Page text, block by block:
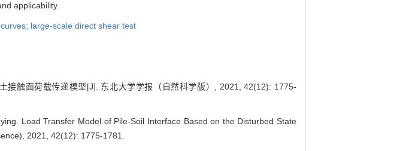
applicability.
large-scale direct shear test
接触面荷载传递模型[J]. 东北大学学报（自然科学版）, 2021, 42(12): 1775-
Load Transfer Model of Pile-Soil Interface Based on the Disturbed State
2021, 42(12): 1775-1781.